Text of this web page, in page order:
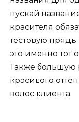
пускай
красителя
тестовую прядь
это именно тот
Также большую
красивого
волос клиента.